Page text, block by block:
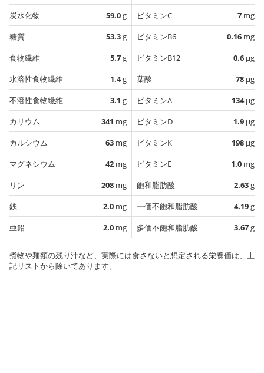
炭水化物
59.0g
糖質
53.3g
食物繊維
5.7g
水溶性食物繊維
1.4g
不溶性食物繊維
3.1 g
カリウム
341 mg
カルシウム
63 mg
マグネシウム
42 mg
リン
208 mg
鉄
2.0 mg
亜鉛
2.0 mg
ビタミンC
7 mg
ビタミンB6
0.16 mg
ビタミンB12
0.6 µg
葉酸
78 µg
ビタミンA
134µg
ビタミンD
1.9 µg
ビタミンK
198 µg
ビタミンE
1.0 mg
飽和脂肪酸
2.63g
一価不飽和脂肪酸
4.19g
多価不飽和脂肪酸
3.67g
煮物や麺類の残り汁など、実際には食さないと想定される栄養価は、上
記リストから除いてあります。